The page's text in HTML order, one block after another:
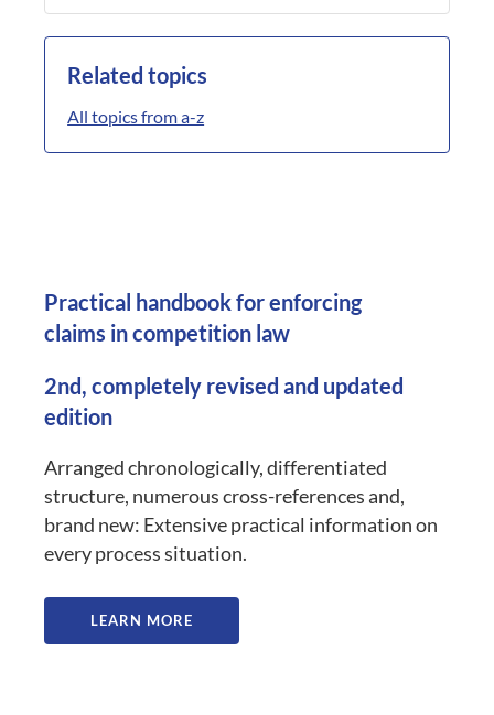
Related topics
All topics from a-z
Practical handbook for enforcing
claims in competition law
2nd, completely revised and updated
edition
Arranged chronologically, differentiated
structure, numerous cross-references and,
brand new: Extensive practical information on
every process situation.
LEARN MORE